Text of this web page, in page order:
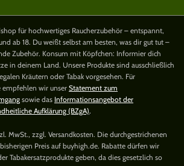
für hochwertiges Raucherzubehör – entspannt,
ab 18. Du weißt selbst am besten, was dir gut tut –
Zubehör. Konsum mit Köpfchen: Informier dich
in deinem Land. Unsere Produkte sind ausschließlich
Kräutern oder Tabak vorgesehen. Für
wir unserStatement zum
sowie das Informationsangebot der
Aufklärung (BZgA).
MwSt., zzgl. Versandkosten. Die durchgestrichenen
Preis auf buyhigh.de. Rabatte dürfen wir
Tabakersatzprodukte geben, da dies gesetzlich so